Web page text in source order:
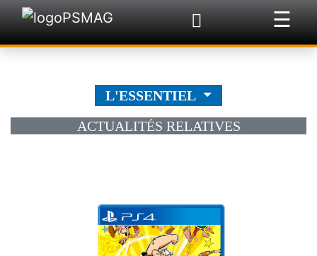
☰
×
L'ESSENTIEL
ACTUALITÉS RELATIVES